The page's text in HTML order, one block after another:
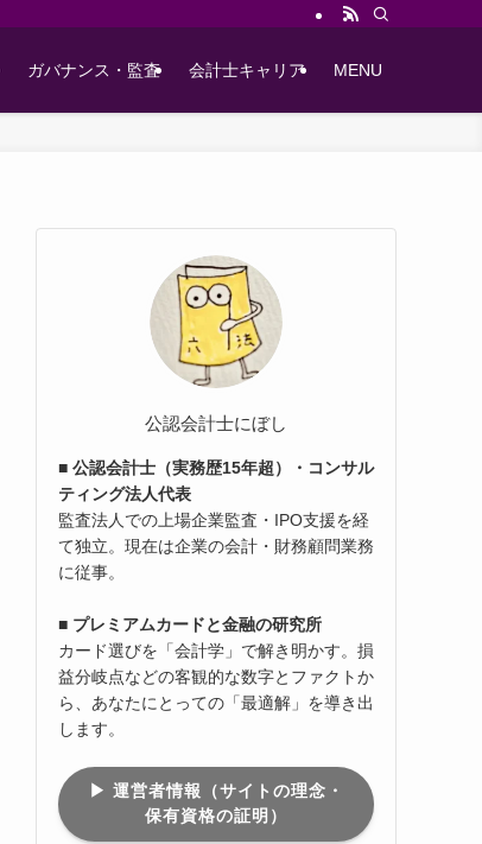
ガバナンス・監査 会計士キャリア MENU
公認会計士にぼし
■ 公認会計士（実務歴15年超）・コンサル
ティング法人代表
監査法人での上場企業監査・IPO支援を経
て独立。現在は企業の会計・財務顧問業務
に従事。
■ プレミアムカードと金融の研究所
カード選びを「会計学」で解き明かす。損
益分岐点などの客観的な数字とファクトか
ら、あなたにとっての「最適解」を導き出
します。
▶︎ 運営者情報（サイトの理念・
保有資格の証明）